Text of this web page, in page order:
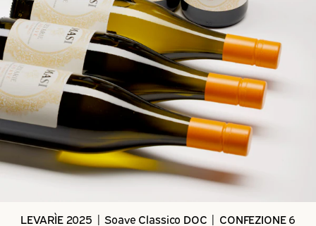
LEVARÌE 2025 | Soave Classico DOC | CONFEZIONE 6